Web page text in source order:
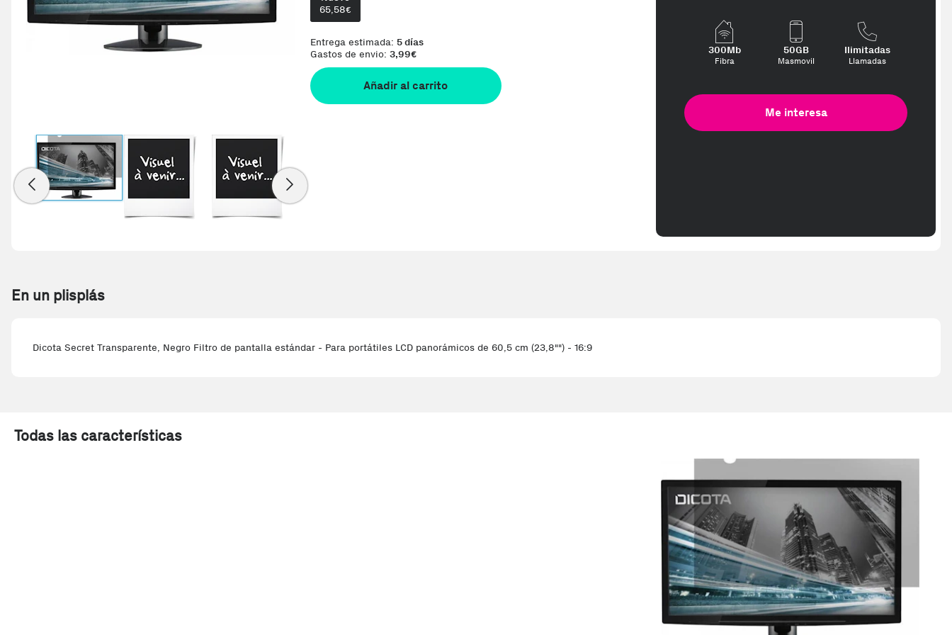
65,58€
Entrega estimada: 5 días
Gastos de envio: 3,99€
Añadir al carrito
300Mb
Fibra
50GB
Masmovil
Ilimitadas
Llamadas
Me interesa
En un plisplás
Dicota Secret Transparente, Negro Filtro de pantalla estándar - Para portátiles LCD panorámicos de 60,5 cm (23,8"") - 16:9
Todas las características